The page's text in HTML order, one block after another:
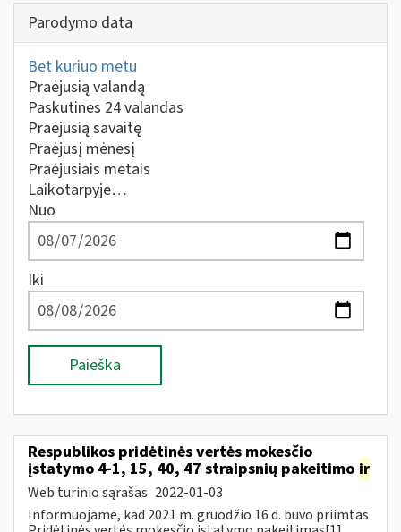
Parodymo data
Bet kuriuo metu
Praėjusią valandą
Paskutines 24 valandas
Praėjusią savaitę
Praėjusį mėnesį
Praėjusiais metais
Laikotarpyje…
Nuo
Iki
Paieška
Respublikos pridėtinės vertės mokesčio
įstatymo 4-1, 15, 40, 47 straipsnių pakeitimo ir
Web turinio sąrašas 2022-01-03
Informuojame, kad 2021 m. gruodžio 16 d. buvo priimtas